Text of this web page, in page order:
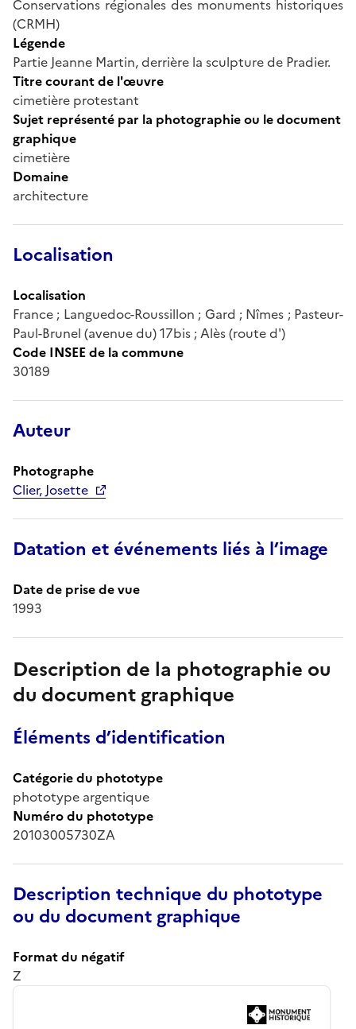
Conservations régionales des monuments historiques
(CRMH)
Légende
Partie Jeanne Martin, derrière la sculpture de Pradier.
Titre courant de l'œuvre
cimetière protestant
Sujet représenté par la photographie ou le document
graphique
cimetière
Domaine
architecture
Localisation
Localisation
France ; Languedoc-Roussillon ; Gard ; Nîmes ; Pasteur-
Paul-Brunel (avenue du) 17bis ; Alès (route d')
Code INSEE de la commune
30189
Auteur
Photographe
Clier, Josette
Datation et événements liés à l’image
Date de prise de vue
1993
Description de la photographie ou
du document graphique
Éléments d’identification
Catégorie du phototype
phototype argentique
Numéro du phototype
20103005730ZA
Description technique du phototype
ou du document graphique
Format du négatif
Z